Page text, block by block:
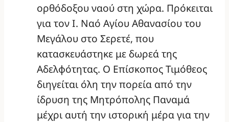
ορθόδοξου ναού στη χώρα. Πρόκειται
για τον Ι. Ναό Αγίου Αθανασίου του
Μεγάλου στο Σερετέ, που
κατασκευάστηκε με δωρεά της
Αδελφότητας. Ο Επίσκοπος Τιμόθεος
διηγείται όλη την πορεία από την
ίδρυση της Μητρόπολης Παναμά
μέχρι αυτή την ιστορική μέρα για την